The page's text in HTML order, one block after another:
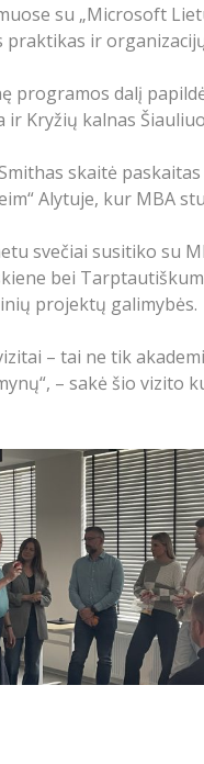
su „Microsoft
praktikas ir
programos dalį
ir Kryžių kalnas
skaitė
Alytuje, kur MBA
svečiai susitiko su
bei
projektų galimybės.
– tai ne tik
– sakė šio vizito